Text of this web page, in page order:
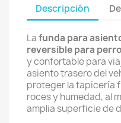
Descripción
Lafunda para
reversible para
y confortable para
asiento trasero del
proteger la tapicería
roces y humedad, al
amplia superficie de